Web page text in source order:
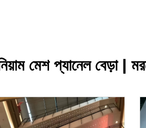
মেশ প্যানেল বেড়া |